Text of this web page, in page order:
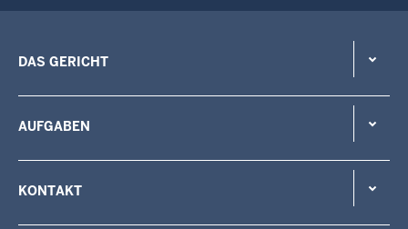
DAS GERICHT
AUFGABEN
KONTAKT